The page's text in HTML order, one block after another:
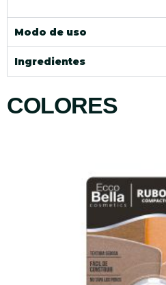
Modo de uso
Ingredientes
COLORES